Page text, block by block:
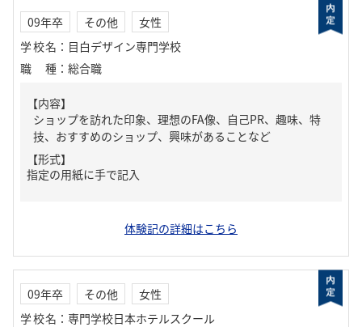
09年卒 その他
女性
学校名 ： 目白デザイン専門学校
職種 ： 総合職
【内容】
ショップを訪れた印象、理想のFA像、自己PR、趣味、特
技、おすすめのショップ、興味があることなど
【形式】
指定の用紙に手で記入
体験記の詳細はこちら
09年卒 その他
女性
学校名 ： 専門学校日本ホテルスクール